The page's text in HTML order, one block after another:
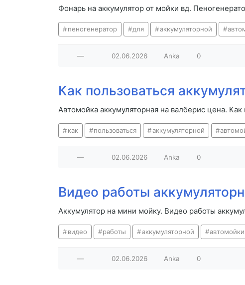
Фонарь на аккумулятор от мойки вд.
пеногенератор для аккумуляторной
— 02.06.2026 Anka 0
Как пользоваться
Автомойка аккумуляторная на валберис цена.
как пользоваться аккумуляторной
— 02.06.2026 Anka 0
Видео работы
Аккумулятор на мини мойку. Видео работы
видео работы аккумуляторной автомойки
— 02.06.2026 Anka 0